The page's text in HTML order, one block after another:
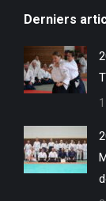
Facebook
s'ouvre
dans
une
fenêtre
Site
Web
s'ouvre
dans
nouvelle
fenêtre
Derniers